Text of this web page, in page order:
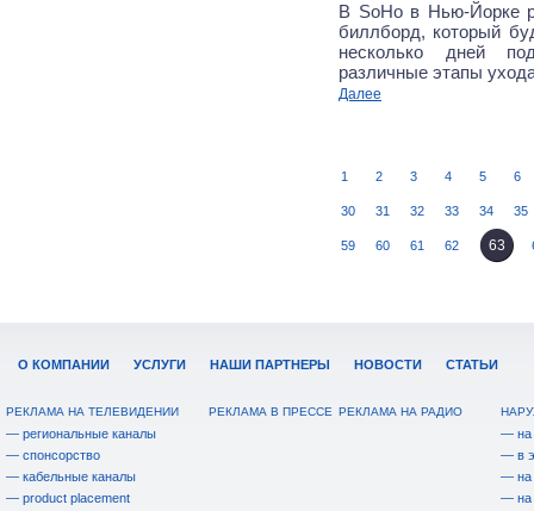
В SoHo в Нью-Йорке
биллборд, который
несколько дней
различные этапы
Далее
1 2 3 4 5 6
30 31 32 33 34 35
59 60 61 62 63
О КОМПАНИИ УСЛУГИ НАШИ ПАРТНЕРЫ НОВОСТИ СТАТЬИ
РЕКЛАМА НА ТЕЛЕВИДЕНИИ
— региональные каналы
— спонсорство
— кабельные каналы
— product placement
РЕКЛАМА В ПРЕССЕ РЕКЛАМА НА РАДИО
— на
— в
— на
— на